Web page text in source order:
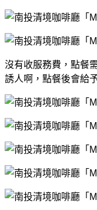
沒有收服務費，點餐
誘人啊，點餐後會給